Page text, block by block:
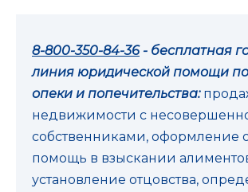
8-800-350-84-36- бесплатная
линия юридической помощи
опеки и попечительства:
недвижимости с
собственниками, оформление
помощь в взыскании
установление отцовства,